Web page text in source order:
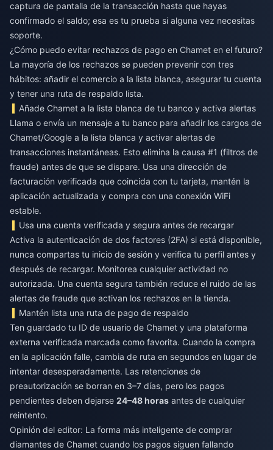
captura de pantalla de la transacción hasta que hayas
confirmado el saldo; esa es tu prueba si alguna vez necesitas
soporte.
¿Cómo puedo evitar rechazos de pago en Chamet en el futuro?
La mayoría de los rechazos se pueden prevenir con tres
hábitos: añadir el comercio a la lista blanca, asegurar tu cuenta
y tener una ruta de respaldo lista.
Añade Chamet a la lista blanca de tu banco y activa alertas
Llama o envía un mensaje a tu banco para añadir los cargos de
Chamet/Google a la lista blanca y activar alertas de
transacciones instantáneas. Esto elimina la causa #1 (filtros de
fraude) antes de que se dispare. Usa una dirección de
facturación verificada que coincida con tu tarjeta, mantén la
aplicación actualizada y compra con una conexión WiFi
estable.
Usa una cuenta verificada y segura antes de recargar
Activa la autenticación de dos factores (2FA) si está disponible,
nunca compartas tu inicio de sesión y verifica tu perfil antes y
después de recargar. Monitorea cualquier actividad no
autorizada. Una cuenta segura también reduce el ruido de las
alertas de fraude que activan los rechazos en la tienda.
Mantén lista una ruta de pago de respaldo
Ten guardado tu ID de usuario de Chamet y una plataforma
externa verificada marcada como favorita. Cuando la compra
en la aplicación falle, cambia de ruta en segundos en lugar de
intentar desesperadamente. Las retenciones de
preautorización se borran en 3–7 días, pero los pagos
pendientes deben dejarse 24–48 horas antes de cualquier
reintento.
Opinión del editor: La forma más inteligente de comprar
diamantes de Chamet cuando los pagos siguen fallando